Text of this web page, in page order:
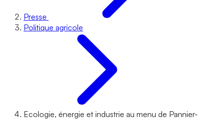
Presse
Politique agricole
Ecologie, énergie et industrie au menu de Pannier-